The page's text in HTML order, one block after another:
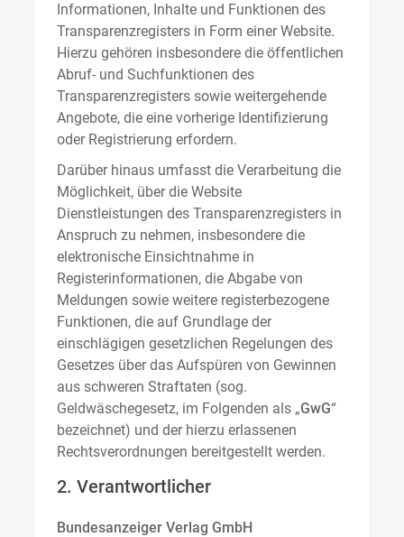
Informationen, Inhalte und Funktionen des
Transparenzregisters in Form einer Website.
Hierzu gehören insbesondere die öffentlichen
Abruf- und Suchfunktionen des
Transparenzregisters sowie weitergehende
Angebote, die eine vorherige Identifizierung
oder Registrierung erfordern.
Darüber hinaus umfasst die Verarbeitung die
Möglichkeit, über die Website
Dienstleistungen des Transparenzregisters in
Anspruch zu nehmen, insbesondere die
elektronische Einsichtnahme in
Registerinformationen, die Abgabe von
Meldungen sowie weitere registerbezogene
Funktionen, die auf Grundlage der
einschlägigen gesetzlichen Regelungen des
Gesetzes über das Aufspüren von Gewinnen
aus schweren Straftaten (sog.
Geldwäschegesetz, im Folgenden als „GwG“
bezeichnet) und der hierzu erlassenen
Rechtsverordnungen bereitgestellt werden.
2. Verantwortlicher
Bundesanzeiger Verlag GmbH